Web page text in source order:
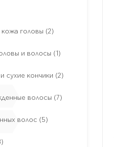
кожа головы (2)
и волосы (1)
сухие кончики (2)
волосы (7)
волос (5)